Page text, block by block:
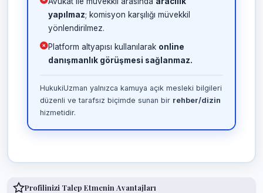
yapılmaz; komisyon karşılığı müvekkil
yönlendirilmez.
Platform altyapısı kullanılarak online
danışmanlık görüşmesi sağlanmaz.
HukukiUzman yalnızca kamuya açık mesleki bilgileri
düzenli ve tarafsız biçimde sunan bir rehber/dizin
hizmetidir.
Profilinizi Talep Etmenin Avantajları